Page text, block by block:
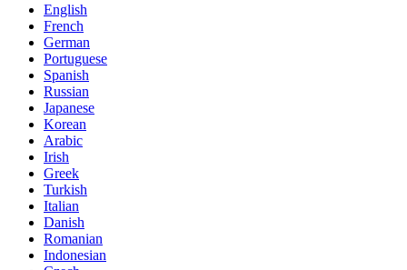
English
French
German
Portuguese
Spanish
Russian
Japanese
Korean
Arabic
Irish
Greek
Turkish
Italian
Danish
Romanian
Indonesian